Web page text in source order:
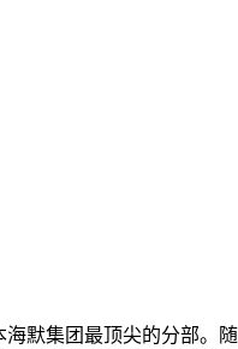
默集团最顶尖的分部。